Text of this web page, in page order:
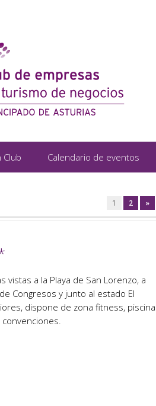
Club Calendario de eventos
1 2 »
a la Playa de San Lorenzo, a
Congresos y junto al estado El
dispone de zona fitness, piscina